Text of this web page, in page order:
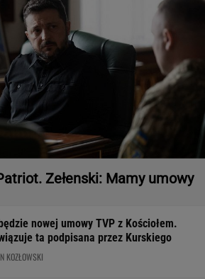
Zełenski: Mamy umowy
nowej umowy TVP z Kościołem.
ta podpisana przez Kurskiego
KOZŁOWSKI